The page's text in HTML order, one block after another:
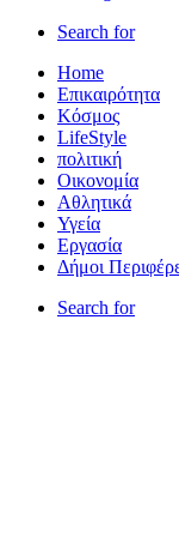
Search for
Home
Επικαιρότητα
Κόσμος
LifeStyle
πολιτική
Οικονομία
Αθλητικά
Υγεία
Εργασία
Δήμοι
Search for